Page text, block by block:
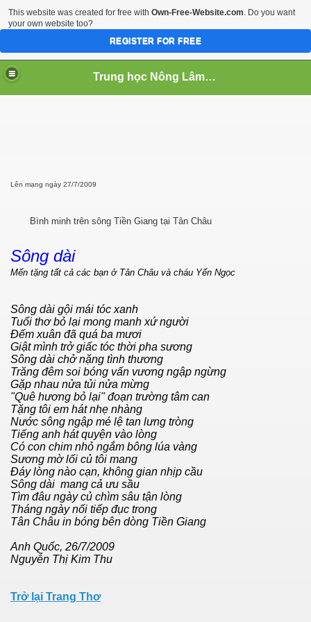
Trung học Nông Lâm Súc Cần Thơ
Lên mạng ngày 27/7/2009
Bình minh trên sông Tiền Giang tại Tân Châu
Sông dài
Mến tặng tất cả các bạn ở Tân Châu và cháu Yến Ngọc
Sông dài gội mái tóc xanh
Tuổi thơ bỏ lại mong manh xứ người
Đếm xuân đã quá ba mươi
Giật mình trở giấc tóc thời pha sương
Sông dài chở nặng tình thương
Trăng đêm soi bóng vấn vương ngập ngừng
Gặp nhau nửa tủi nửa mừng
"Quê hương bỏ lại" đoạn trường tâm can
Tặng tôi em hát nhẹ nhàng
Nước sông ngập mé lệ tan lưng tròng
Tiếng anh hát quyện vào lòng
Có con chim nhỏ ngắm bông lúa vàng
Sương mờ lối củ tôi mang
Đáy lòng nào cạn, không gian nhịp cầu
Sông dài mang cả ưu sầu
Tìm đâu ngày củ chìm sâu tận lòng
Tháng ngày nối tiếp đục trong
Tân Châu in bóng bên dòng Tiền Giang
Anh Quốc, 26/7/2009
Nguyễn Thị Kim Thu
Trở lại Trang Thơ
This website was created for free with Own-Free-Website.com. Do you want
your own website too?
REGISTER FOR FREE